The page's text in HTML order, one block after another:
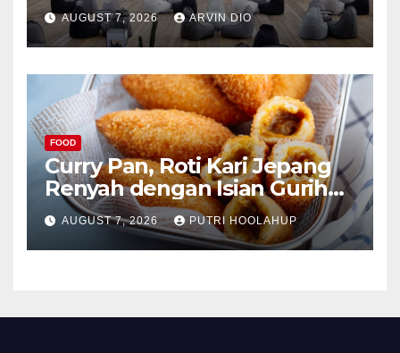
AUGUST 7, 2026 ARVIN DIO
FOOD
Curry Pan, Roti Kari Jepang
Renyah dengan Isian Gurih
Menggoda
AUGUST 7, 2026 PUTRI HOOLAHUP